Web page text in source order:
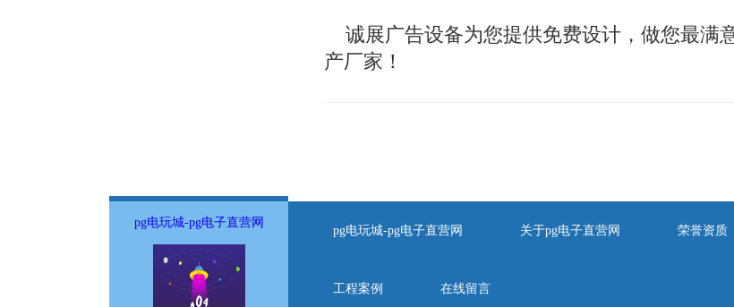
诚展广告设备为您提供免费设计，做您最满
产厂家！
pg电玩城-pg电子直营网
pg电玩城-pg电子直营网 关于pg电子直营网 荣誉资质
工程案例 在线留言